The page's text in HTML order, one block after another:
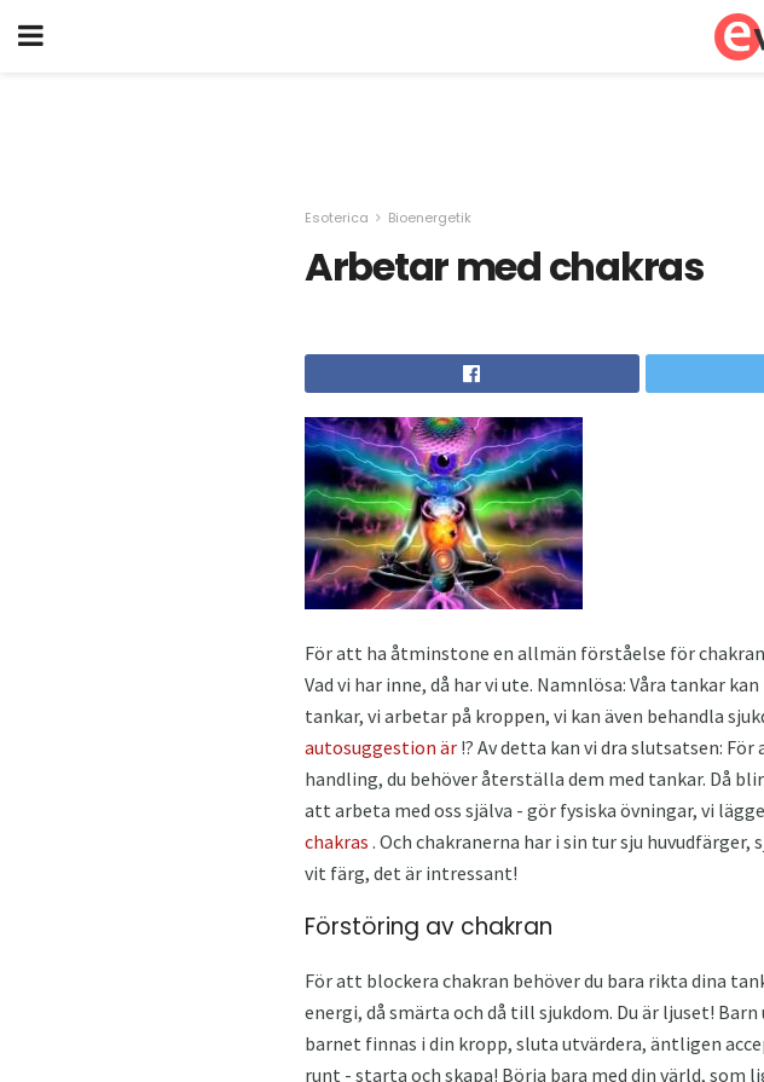
Esoterica Bioenergetik
Arbetar med chakras
För att ha åtminstone en allmän förståelse för
Vad vi har inne, då har vi ute. Namnlösa: Våra tankar
tankar, vi arbetar på kroppen, vi kan även behandla
autosuggestion är !? Av detta kan vi dra slutsatsen:
handling, du behöver återställa dem med tankar. Då
att arbeta med oss ​​själva - gör fysiska övningar, vi
chakras . Och chakranerna har i sin tur sju
vit färg, det är intressant!
Förstöring av chakran
För att blockera chakran behöver du bara rikta dina
energi, då smärta och då till sjukdom. Du är ljuset!
barnet finnas i din kropp, sluta utvärdera, äntligen
runt - starta och skapa! Börja bara med din värld,